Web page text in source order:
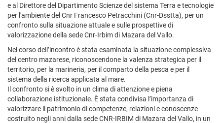
e al Direttore del Dipartimento Scienze del sistema Terra e tecnologie
per l'ambiente del Cnr Francesco Petracchini (Cnr-Dsstta), per un
confronto sulla situazione attuale e sulle prospettive di
valorizzazione della sede Cnr-Irbim di Mazara del Vallo.
Nel corso dell’incontro è stata esaminata la situazione complessiva
del centro mazarese, riconoscendone la valenza strategica per il
territorio, per la marineria, per il comparto della pesca e per il
sistema della ricerca applicata al mare.
Il confronto si è svolto in un clima di attenzione e piena
collaborazione istituzionale. È stata condivisa l’importanza di
valorizzare il patrimonio di competenze, relazioni e conoscenze
costruito negli anni dalla sede CNR-IRBIM di Mazara del Vallo, in un